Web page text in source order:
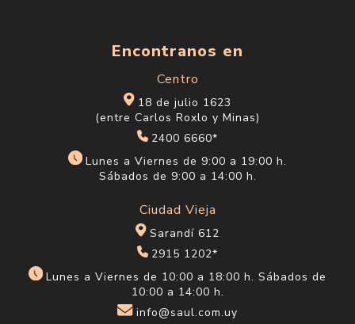
Encontranos en
Centro
18 de julio 1623
(entre Carlos Roxlo y Minas)
2400 6660*
Lunes a Viernes de 9:00 a 19:00 h.
Sábados de 9:00 a 14:00 h.
Ciudad Vieja
Sarandí 612
2915 1202*
Lunes a Viernes de 10:00 a 18:00 h. Sábados de
10:00 a 14:00 h.
info@saul.com.uy